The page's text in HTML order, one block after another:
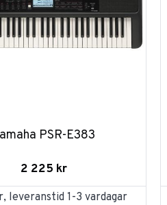
PSR-E383
2 225 kr
leveranstid 1-3 vardagar